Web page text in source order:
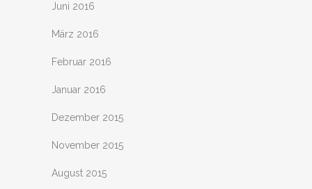
Juni 2016
März 2016
Februar 2016
Januar 2016
Dezember 2015
November 2015
August 2015